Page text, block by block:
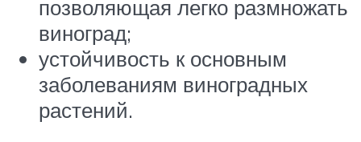
позволяющая легко размножать
виноград;
устойчивость к основным
заболеваниям виноградных
растений.